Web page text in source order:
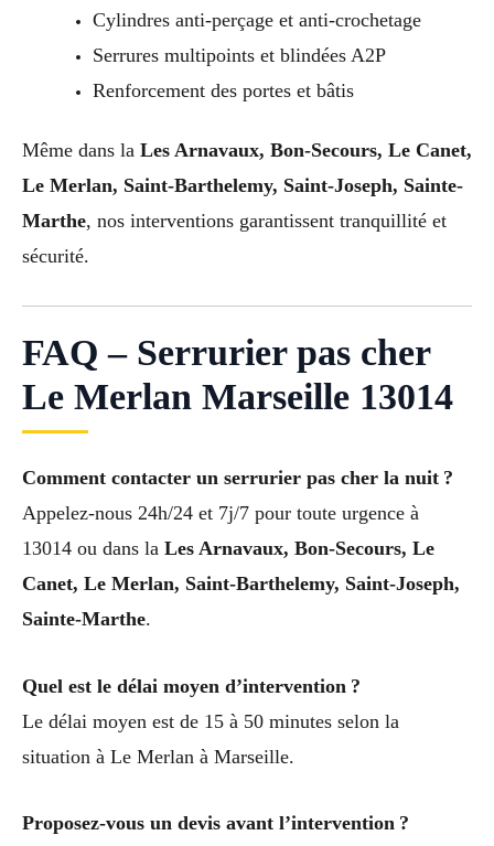
Cylindres anti-perçage et anti-crochetage
Serrures multipoints et blindées A2P
Renforcement des portes et bâtis
Même dans la Les Arnavaux, Bon-Secours, Le Canet,
Le Merlan, Saint-Barthelemy, Saint-Joseph, Sainte-
Marthe, nos interventions garantissent tranquillité et
sécurité.
FAQ – Serrurier pas cher
Le Merlan Marseille 13014
Comment contacter un serrurier pas cher la nuit ?
Appelez-nous 24h/24 et 7j/7 pour toute urgence à
13014 ou dans la Les Arnavaux, Bon-Secours, Le
Canet, Le Merlan, Saint-Barthelemy, Saint-Joseph,
Sainte-Marthe.
Quel est le délai moyen d’intervention ?
Le délai moyen est de 15 à 50 minutes selon la
situation à Le Merlan à Marseille.
Proposez-vous un devis avant l’intervention ?